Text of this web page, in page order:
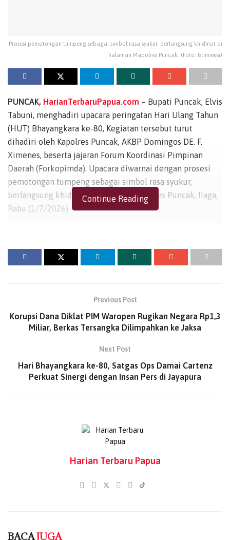
Prosesi pemotongan tumpeng sebagai simbol rasa syukur, berlangsung khidmat di
halaman Mapolres Puncak. (Foto: Istimewa)
PUNCAK, HarianTerbaruPapua.com – Bupati Puncak, Elvis
Tabuni, menghadiri upacara peringatan Hari Ulang Tahun
(HUT) Bhayangkara ke-80, Kegiatan tersebut turut
dihadiri oleh Kapolres Puncak, AKBP Domingos DE. F.
Ximenes, beserta jajaran Forum Koordinasi Pimpinan
Daerah (Forkopimda). Upacara diwarnai dengan prosesi
pemotongan tumpeng sebagai simbol rasa syukur,
berlangsung khidmat di halaman Mapolres Puncak, Ilaga,
Rabu (1/7/2026).
yang menitikberatkan pada beberapa poin utama
berbenah menjadi institusi yang transparan, akuntabel,
“Penegakan hukum harus berkeadilan. Tidak boleh ada
pandang bulu dan tidak ada satu pun pihak di Indonesia
Presiden.
peningkatan profesionalisme personel Polri dalam
merespons dinamika global serta perkembangan
teknologi yang semakin cepat.
Continue Reading
Previous Post
Korupsi Dana Diklat PIM Waropen Rugikan Negara Rp1,3
Miliar, Berkas Tersangka Dilimpahkan ke Jaksa
Next Post
Hari Bhayangkara ke-80, Satgas Ops Damai Cartenz
Perkuat Sinergi dengan Insan Pers di Jayapura
Harian Terbaru Papua
BACAJUGA